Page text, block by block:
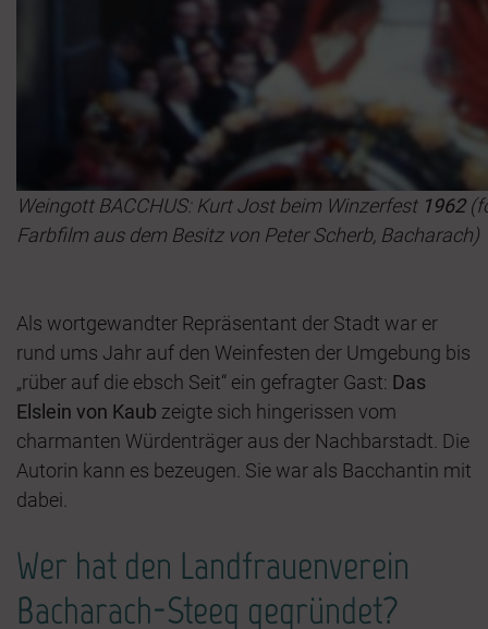
Weingott BACCHUS: Kurt Jost beim Winzerfest 1962
Farbfilm aus dem Besitz von Peter Scherb, Bacharach)
Als wortgewandter Repräsentant der Stadt war er
rund ums Jahr auf den Weinfesten der Umgebung bis
„rüber auf die ebsch Seit“ ein gefragter Gast: Das
Elslein von Kaub zeigte sich hingerissen vom
charmanten Würdenträger aus der Nachbarstadt. Die
Autorin kann es bezeugen. Sie war als Bacchantin mit
dabei.
Wer hat den Landfrauenverein
Bacharach-Steeg gegründet?